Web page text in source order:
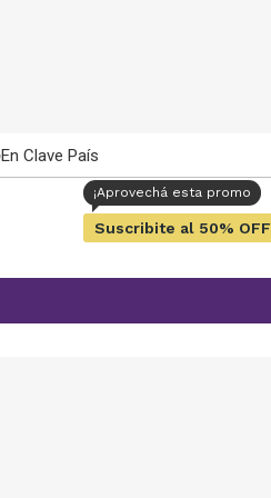
En Clave País
Suscribite al 50% OFF